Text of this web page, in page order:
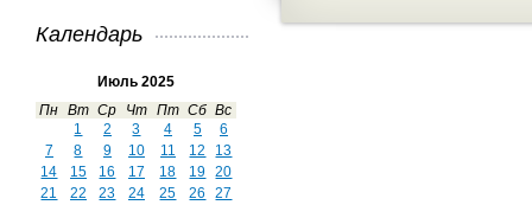
Календарь
Июль 2025
Пн Вт Ср Чт Пт Сб Вс
1
2 3 4 5
6
7
8 9 10 11 12
13
14
15 16 17 18 19
20
21
22 23 24 25 26
27